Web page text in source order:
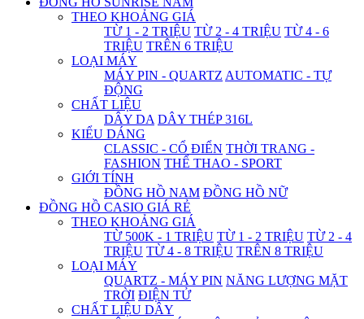
THEO KHOẢNG GIÁ
TỪ 1 - 2 TRIỆU TỪ 2 - 4 TRIỆU TỪ 4 - 6
TRIỆU TRÊN 6 TRIỆU
LOẠI MÁY
MÁY PIN - QUARTZ AUTOMATIC - TỰ
ĐỘNG
CHẤT LIỆU
DÂY DA DÂY THÉP 316L
KIỂU DÁNG
CLASSIC - CỔ ĐIỂN THỜI TRANG -
FASHION THỂ THAO - SPORT
GIỚI TÍNH
ĐỒNG HỒ NAM ĐỒNG HỒ NỮ
ĐỒNG HỒ CASIO GIÁ RẺ
THEO KHOẢNG GIÁ
TỪ 500K - 1 TRIỆU TỪ 1 - 2 TRIỆU TỪ 2 - 4
TRIỆU TỪ 4 - 8 TRIỆU TRÊN 8 TRIỆU
LOẠI MÁY
QUARTZ - MÁY PIN NĂNG LƯỢNG MẶT
TRỜI ĐIỆN TỬ
CHẤT LIỆU DÂY